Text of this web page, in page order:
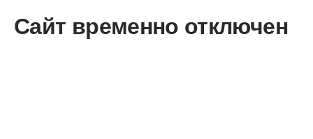
Сайт временно отключен